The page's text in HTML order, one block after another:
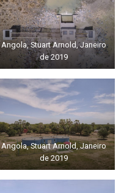
Angola, Stuart Arnold, Janeiro
de 2019
Angola, Stuart Arnold, Janeiro
de 2019